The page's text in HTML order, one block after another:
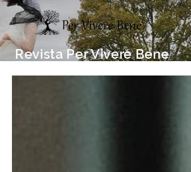
Revista Per Vivere Bene